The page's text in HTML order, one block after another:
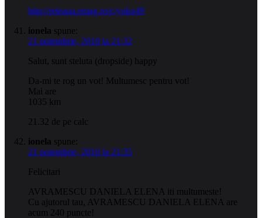
http://reteaua.emag.ro/c/yoko49
ionela spune:
21 noiembrie, 2010 la 21:32
Salut, sunt steluta (dropside) happy
Da-mi te rog un vot! Multumesc pentru vot!
Mai are
1035 km
21.32 de pe calc
ionela spune:
21 noiembrie, 2010 la 21:35
Felicitari
AVRAMESCU DANIELA ELENA iti multumeste!
Cu ajutorul tau, AVRAMESCU DANIELA ELENA are
acum 240 puncte!